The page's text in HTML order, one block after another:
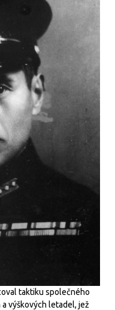
taktiku společného
výškových letadel, jež